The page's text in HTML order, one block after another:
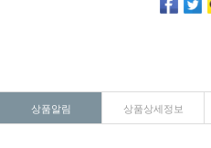
상품알림 상품상세정보